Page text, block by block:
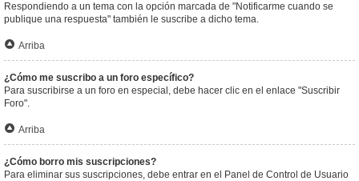
Respondiendo a un tema con la opción marcada de "Notificarme cuando se
publique una respuesta" también le suscribe a dicho tema.
Arriba
¿Cómo me suscribo a un foro específico?
Para suscribirse a un foro en especial, debe hacer clic en el enlace "Suscribir
Foro".
Arriba
¿Cómo borro mis suscripciones?
Para eliminar sus suscripciones, debe entrar en el Panel de Control de Usuario